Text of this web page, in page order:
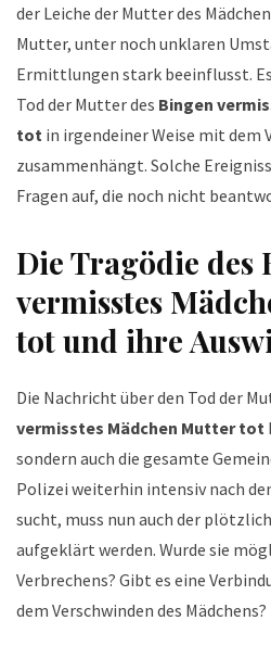
der Leiche der Mutter des
Mutter, unter noch unklaren
Ermittlungen stark beeinflusst.
Tod der Mutter des Bingen
tot in irgendeiner Weise mit dem
zusammenhängt. Solche
Fragen auf, die noch nicht
Die Tragödie des
vermisstes
totund ihre
Die Nachricht über den Tod der
vermisstes Mädchen Mutter tot
sondern auch die gesamte
Polizei weiterhin intensiv nach
sucht, muss nun auch der
aufgeklärt werden. Wurde sie
Verbrechens? Gibt es eine
dem Verschwinden des Mädchens?